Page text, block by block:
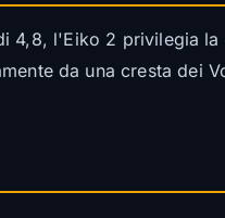
4,8, l'Eiko 2 privilegia
da una cresta dei